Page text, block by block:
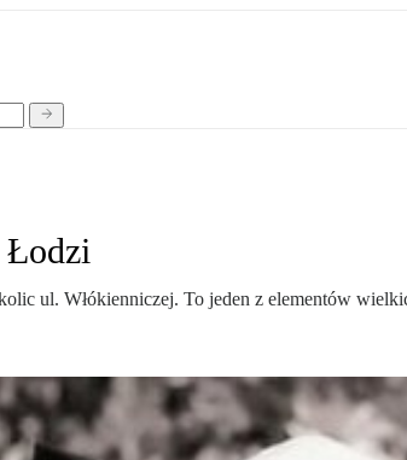
ul. Włókienniczej. To jeden z elementów